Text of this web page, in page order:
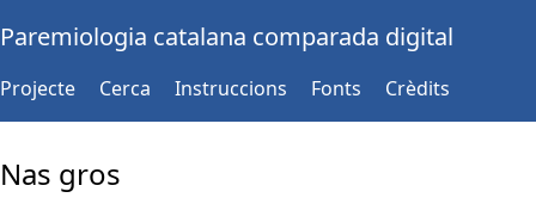
Paremiologia catalana comparada digital
Projecte Cerca Instruccions Fonts Crèdits
Nas gros